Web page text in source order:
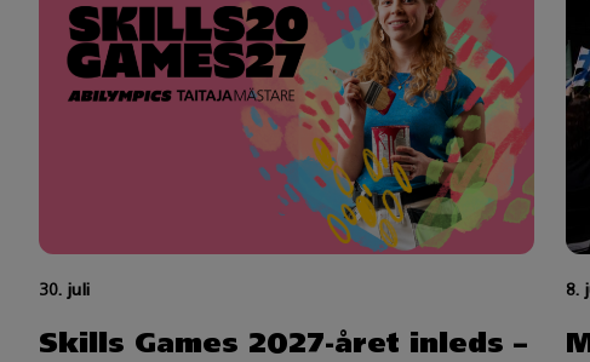
30. juli
Skills Games 2027-året inleds –
8.